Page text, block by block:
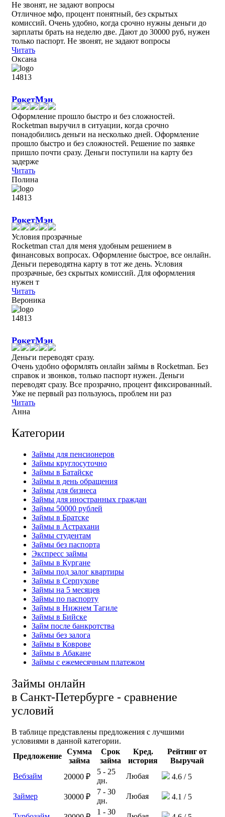
Не звонят, не задают вопросы
Отличное мфо, процент понятный, без скрытых
комиссий. Очень удобно, когда срочно нужны деньги до
зарплаты брать на неделю две. Дают до 30000 руб, нужен
только паспорт. Не звонят, не задают вопросы
Читать
Оксана
РокетМэн
Оформление прошло быстро и без сложностей.
Rocketman выручил в ситуации, когда срочно
понадобились деньги на несколько дней. Оформление
прошло быстро и без сложностей. Решение по заявке
пришло почти сразу. Деньги поступили на карту без
задерже
Читать
Полина
РокетМэн
Условия прозрачные
Rocketman стал для меня удобным решением в
финансовых вопросах. Оформление быстрое, все онлайн.
Деньги переводятна карту в тот же день. Условия
прозрачные, без скрытых комиссий. Для оформления
нужен т
Читать
Вероника
РокетМэн
Деньги переводят сразу.
Очень удобно оформлять онлайн займы в Rocketman. Без
справок и звонков, только паспорт нужен. Деньги
переводят сразу. Все прозрачно, процент фиксированный.
Уже не первый раз пользуюсь, проблем ни раз
Читать
Анна
Категории
Займы для пенсионеров
Займы круглосуточно
Займы в Батайске
Займы в день обращения
Займы для бизнеса
Займы для иностранных граждан
Займы 50000 рублей
Займы в Братске
Займы в Астрахани
Займы студентам
Займы без паспорта
Экспресс займы
Займы в Кургане
Займы под залог квартиры
Займы в Серпухове
Займы на 5 месяцев
Займы по паспорту
Займы в Нижнем Тагиле
Займы в Бийске
Займ после банкротства
Займы без залога
Займы в Коврове
Займы в Абакане
Займы с ежемесячным платежом
Займы онлайн
в Санкт-Петербурге - сравнение
условий
В таблице представлены предложения с лучшими
условиями в данной категории.
Предложение
Сумма
займа
Срок
займа
Кред.
история
Рейтинг от
Выручай
Вебзайм
20000 ₽
5 - 25
дн.
Любая 4.6 / 5
Займер 30000 ₽
7 - 30
дн.
Любая 4.1 / 5
1 - 30